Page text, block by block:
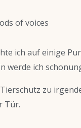
ich auf einige
werde ich
zu
Tür.